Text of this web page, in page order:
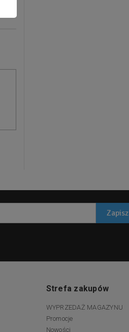
Zapisz
Strefa zakupów
WYPRZEDAŻ MAGAZYNU
Promocje
Nowości